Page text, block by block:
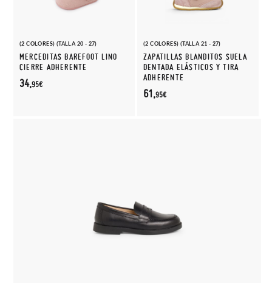
(2 COLORES) (TALLA 20 - 27)
MERCEDITAS BAREFOOT LINO
CIERRE ADHERENTE
34,95€
(2 COLORES) (TALLA 21 - 27)
ZAPATILLAS BLANDITOS SUELA
DENTADA ELÁSTICOS Y TIRA
ADHERENTE
61,95€